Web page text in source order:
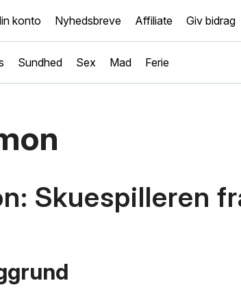
konto Nyhedsbreve Affiliate Giv bidrag
Sundhed Sex Mad Ferie
Skuespilleren